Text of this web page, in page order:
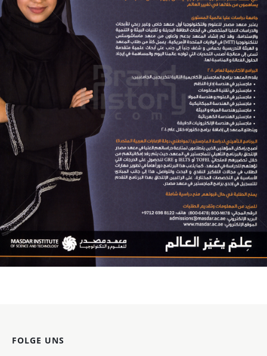
MASDAR INSTITUTE OF SCIENCE AND TECHNOLOGY
MASDAR INSTITUTE OF SCIENCE AND TECHNOLOGY
Bild-ID: 61107
FOLGE UNS